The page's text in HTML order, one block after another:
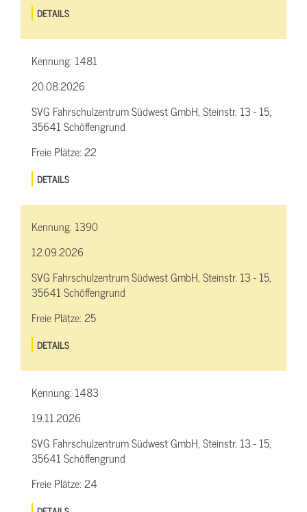
DETAILS
Kennung: 1481
20.08.2026
SVG Fahrschulzentrum Südwest GmbH, Steinstr. 13 - 15,
35641 Schöffengrund
Freie Plätze:22
DETAILS
Kennung: 1390
12.09.2026
SVG Fahrschulzentrum Südwest GmbH, Steinstr. 13 - 15,
35641 Schöffengrund
Freie Plätze:25
DETAILS
Kennung: 1483
19.11.2026
SVG Fahrschulzentrum Südwest GmbH, Steinstr. 13 - 15,
35641 Schöffengrund
Freie Plätze:24